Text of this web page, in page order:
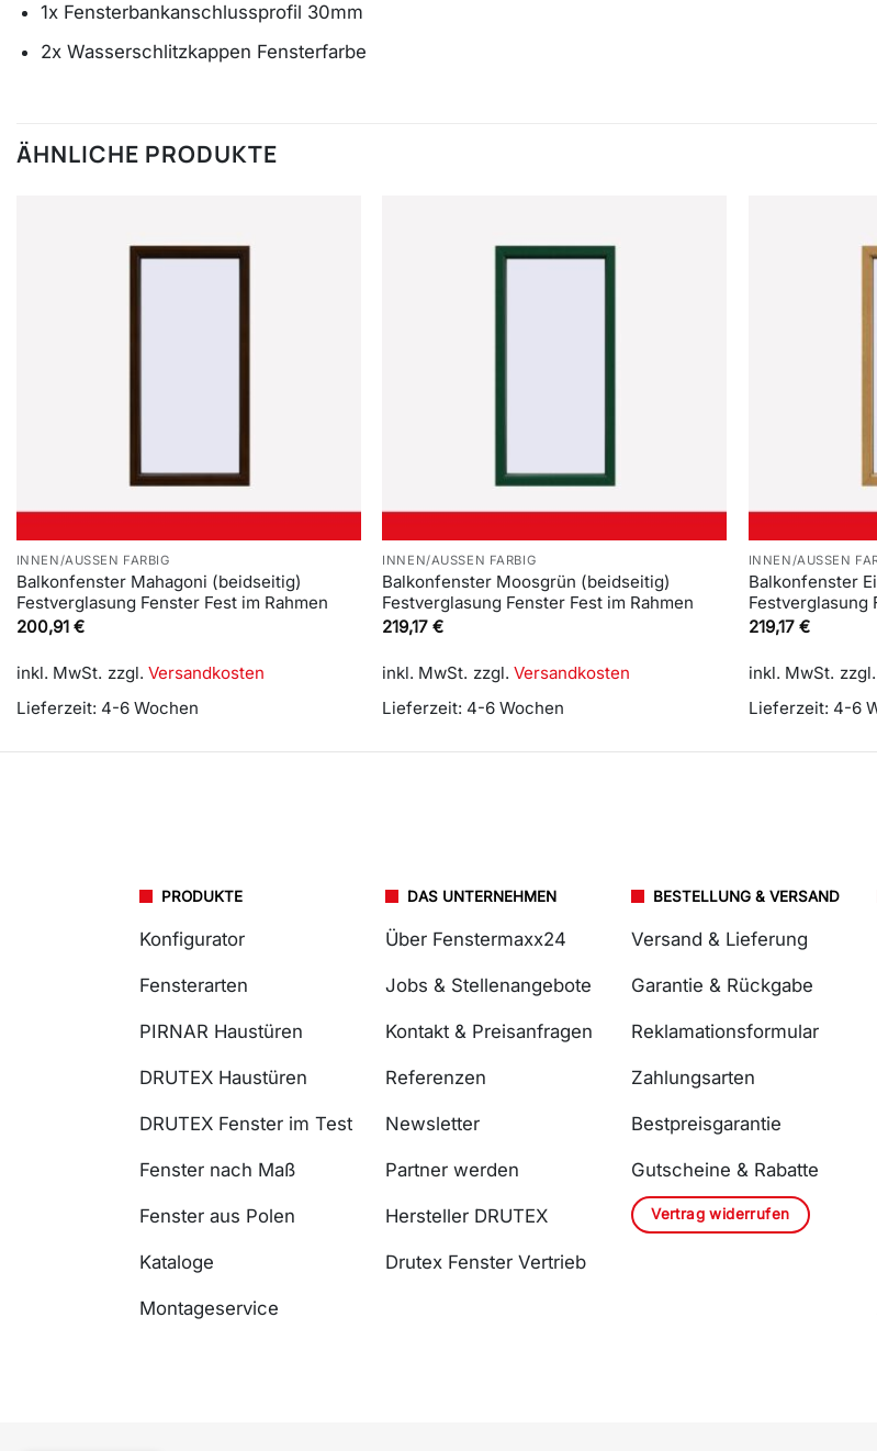
1x Fensterbankanschlussprofil 30mm
2x Wasserschlitzkappen Fensterfarbe
ÄHNLICHE PRODUKTE
INNEN/AUSSEN FARBIG
Balkonfenster Mahagoni (beidseitig)
Festverglasung Fenster Fest im Rahmen
200,91 €
inkl. MwSt. zzgl. Versandkosten
Lieferzeit: 4-6 Wochen
INNEN/AUSSEN FARBIG
Balkonfenster Moosgrün (beidseitig)
Festverglasung Fenster Fest im Rahmen
219,17€
inkl. MwSt. zzgl.Versandkosten
Lieferzeit: 4-6 Wochen
INNEN/AUSSEN
Balkonfenster
Festverglasung
219,17 €
inkl. MwSt. zzgl.
Lieferzeit: 4-6
PRODUKTE
Konfigurator
Fensterarten
PIRNAR Haustüren
DRUTEX Haustüren
DRUTEX Fenster im Test
Fenster nach Maß
Fenster aus Polen
Kataloge
Montageservice
DAS UNTERNEHMEN
Über Fenstermaxx24
Jobs & Stellenangebote
Kontakt & Preisanfragen
Referenzen
Newsletter
Partner werden
Hersteller DRUTEX
Drutex Fenster Vertrieb
BESTELLUNG & VERSAND
Versand & Lieferung
Garantie & Rückgabe
Reklamationsformular
Zahlungsarten
Bestpreisgarantie
Gutscheine & Rabatte
Vertrag widerrufen